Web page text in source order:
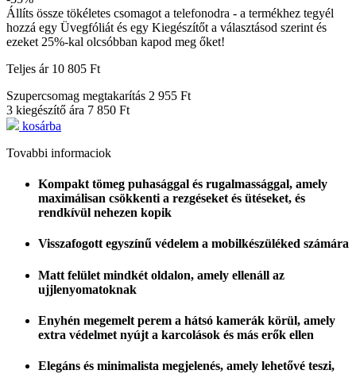
Állíts össze tökéletes csomagot a telefonodra - a termékhez tegyél
hozzá egy Üvegfóliát és egy Kiegészítőt a választásod szerint és
ezeket 25%-kal olcsóbban kapod meg őket!
Teljes ár 10 805 Ft
Szupercsomag megtakarítás 2 955 Ft
3 kiegészítő ára 7 850 Ft
kosárba
Tovabbi informaciok
Kompakt tömeg puhasággal és rugalmassággal, amely
maximálisan csökkenti a rezgéseket és ütéseket, és
rendkívül nehezen kopik
Visszafogott egyszínű védelem a mobilkészüléked számára
Matt felület mindkét oldalon, amely ellenáll az
ujjlenyomatoknak
Enyhén megemelt perem a hátsó kamerák körül, amely
extra védelmet nyújt a karcolások és más erők ellen
Elegáns és minimalista megjelenés, amely lehetővé teszi,